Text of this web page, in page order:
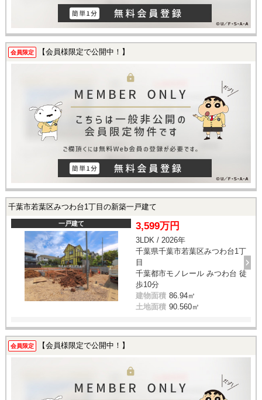
会員限定 【会員様限定で公開中！】
千葉市若葉区みつわ台1丁目の新築一戸建て
一戸建て 3,599万円
3LDK / 2026年
千葉県千葉市若葉区みつわ台1丁
目
千葉都市モノレール みつわ台 徒
歩10分
建物面積 86.94㎡
土地面積 90.560㎡
会員限定 【会員様限定で公開中！】